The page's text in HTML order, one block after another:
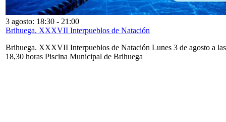
3 agosto: 18:30 - 21:00
Brihuega. XXXVII Interpueblos de Natación
Brihuega. XXXVII Interpueblos de Natación Lunes 3 de agosto a las
18,30 horas Piscina Municipal de Brihuega